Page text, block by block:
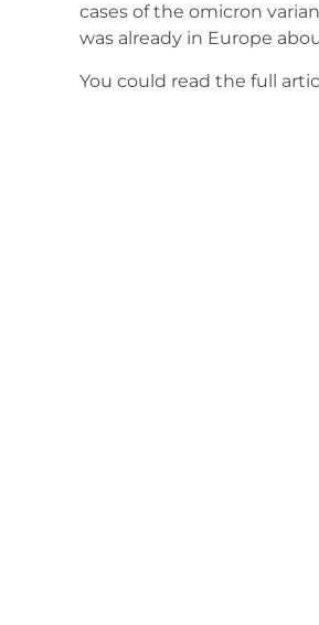
cases of the omicron
was already in Europe
You could read the full